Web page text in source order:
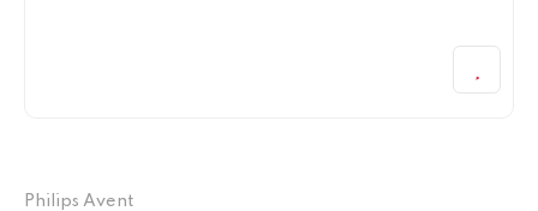
Philips Avent